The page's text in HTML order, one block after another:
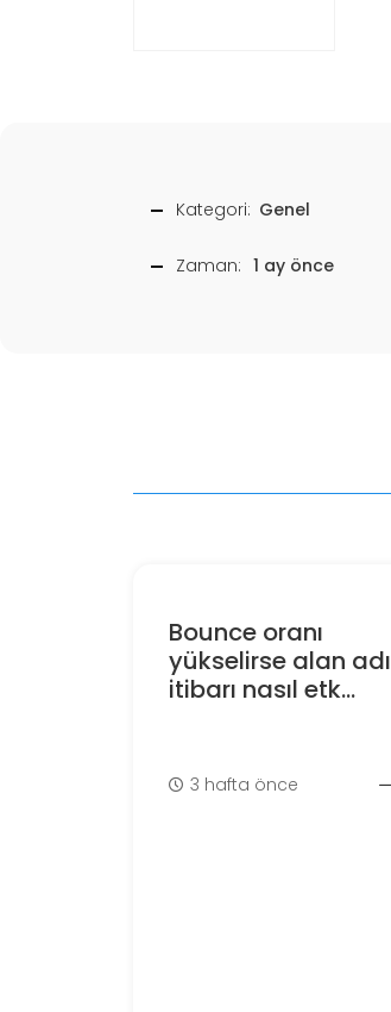
Kategori: Genel
Zaman: 1 ay önce
Bounce oranı
yükselirse alan adı
itibarı nasıl etk...
3 hafta önce